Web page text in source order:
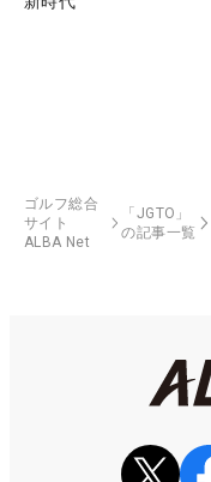
ゴルフ総合
サイト
ALBA Net
「JGTO」
の記事一覧